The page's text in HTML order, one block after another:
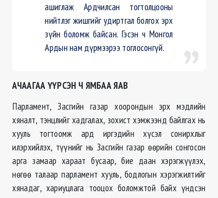
ашиглаж Ардчилсан тогтолцооны
нийтлэг жишгийг удиртгал болгох эрх
зүйн боломж байсан. Гэсэн ч Монгол
Ардын нам дүрмээрээ тоглосонгүй.
АЧААГАА ҮҮРСЭН Ч ЯМБАА ЯАВ
Парламент, Засгийн газар хоорондын эрх мэдлийн
хяналт, тэнцлийг хадгалах, зохист хэмжээнд байлгах нь
хууль тогтоомж ард иргэдийн хүсэл сонирхлыг
илэрхийлэх, түүнийг нь Засгийн газар өөрийн сонгосон
арга замаар хараат бусаар, бие даан хэрэгжүүлэх,
нөгөө талаар парламент хууль, бодлогын хэрэгжилтийг
хянадаг, хариуцлага тооцох боломжтой байх үндсэн